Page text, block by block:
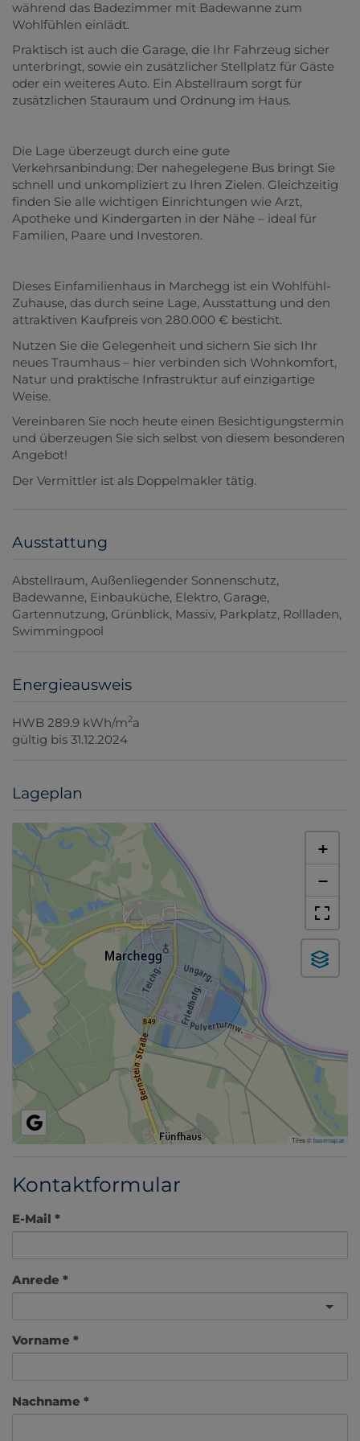
während das Badezimmer mit Badewanne zum
Wohlfühlen einlädt.
Praktisch ist auch die Garage, die Ihr Fahrzeug sicher
unterbringt, sowie ein zusätzlicher Stellplatz für Gäste
oder ein weiteres Auto. Ein Abstellraum sorgt für
zusätzlichen Stauraum und Ordnung im Haus.
Die Lage überzeugt durch eine gute
Verkehrsanbindung: Der nahegelegene Bus bringt Sie
schnell und unkompliziert zu Ihren Zielen. Gleichzeitig
finden Sie alle wichtigen Einrichtungen wie Arzt,
Apotheke und Kindergarten in der Nähe – ideal für
Familien, Paare und Investoren.
Dieses Einfamilienhaus in Marchegg ist ein Wohlfühl-
Zuhause, das durch seine Lage, Ausstattung und den
attraktiven Kaufpreis von 280.000 € besticht.
Nutzen Sie die Gelegenheit und sichern Sie sich Ihr
neues Traumhaus – hier verbinden sich Wohnkomfort,
Natur und praktische Infrastruktur auf einzigartige
Weise.
Vereinbaren Sie noch heute einen Besichtigungstermin
und überzeugen Sie sich selbst von diesem besonderen
Angebot!
Der Vermittler ist als Doppelmakler tätig.
Ausstattung
Abstellraum Außenliegender Sonnenschutz
Badewanne Einbauküche Elektro Garage
Gartennutzung Grünblick Massiv Parkplatz Rollladen
Swimmingpool
Energieausweis
HWB 289.9 kWh/m2a
gültig bis 31.12.2024
Lageplan
+
−
Tiles ©basemap.at
Kontaktformular
E-Mail
Anrede
Vorname
Nachname